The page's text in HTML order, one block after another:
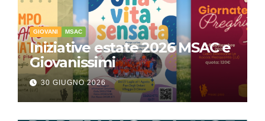
GIOVANI MSAC
Iniziative estate 2026 MSAC e
Giovanissimi
30 GIUGNO 2026